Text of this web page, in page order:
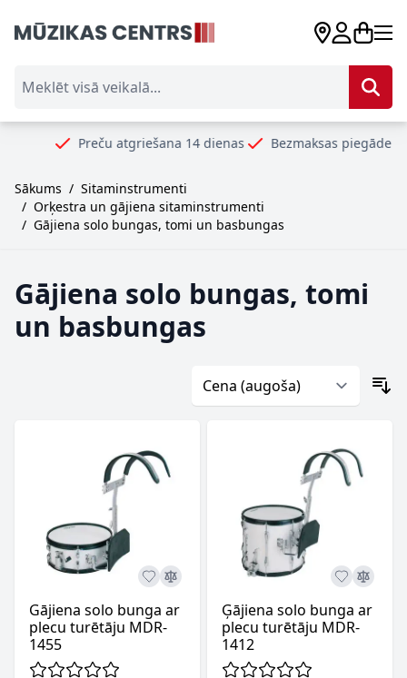
Preču atgriešana 14 dienas Bezmaksas piegāde no
Sākums / Sitaminstrumenti
/ Orķestra un gājiena sitaminstrumenti
/ Gājiena solo bungas, tomi un basbungas
Gājiena solo bungas, tomi
un basbungas
Gājiena solo bunga ar
plecu turētāju MDR-
1455
Ģājiena solo bunga ar
plecu turētāju MDR-
1412